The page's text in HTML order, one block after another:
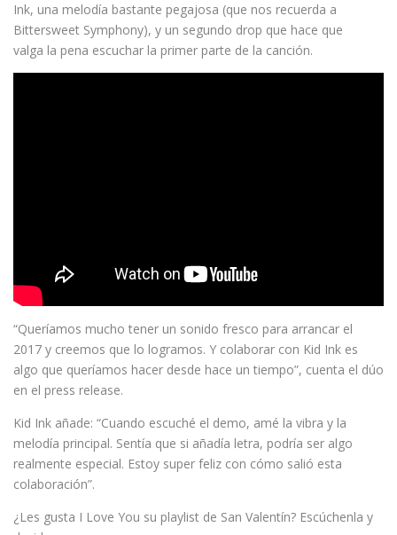
Ink, una melodía bastante pegajosa (que nos recuerda a
Bittersweet Symphony), y un segundo drop que hace que
valga la pena escuchar la primer parte de la canción.
“Queríamos mucho tener un sonido fresco para arrancar el
2017 y creemos que lo logramos. Y colaborar con Kid Ink es
algo que queríamos hacer desde hace un tiempo”, cuenta el dúo
en el press release.
Kid Ink añade: “Cuando escuché el demo, amé la vibra y la
melodía principal. Sentía que si añadía letra, podría ser algo
realmente especial. Estoy super feliz con cómo salió esta
colaboración”.
¿Les gusta I Love You su playlist de San Valentín? Escúchenla y